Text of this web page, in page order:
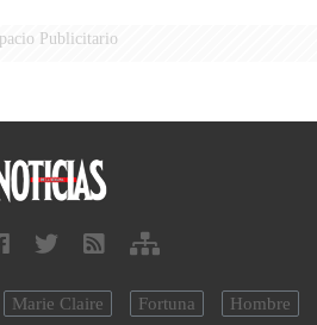
Publicitario
Marie Claire Fortuna Hombre